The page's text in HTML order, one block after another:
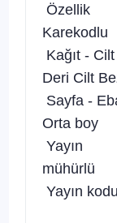
Özellik
Karekodlu
Kağıt -
Deri Cilt
Sayfa -
Orta boy
Yayın
mühürlü
Yayın